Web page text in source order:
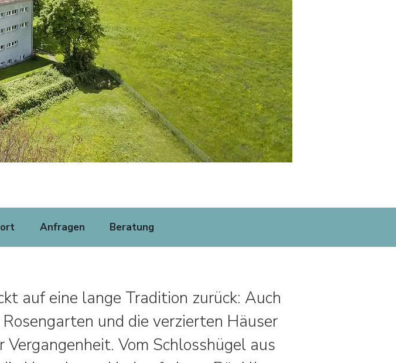
Anfragen Beratung
auf eine lange Tradition zurück: Auch
und die verzierten Häuser
Vom Schlosshügel aus